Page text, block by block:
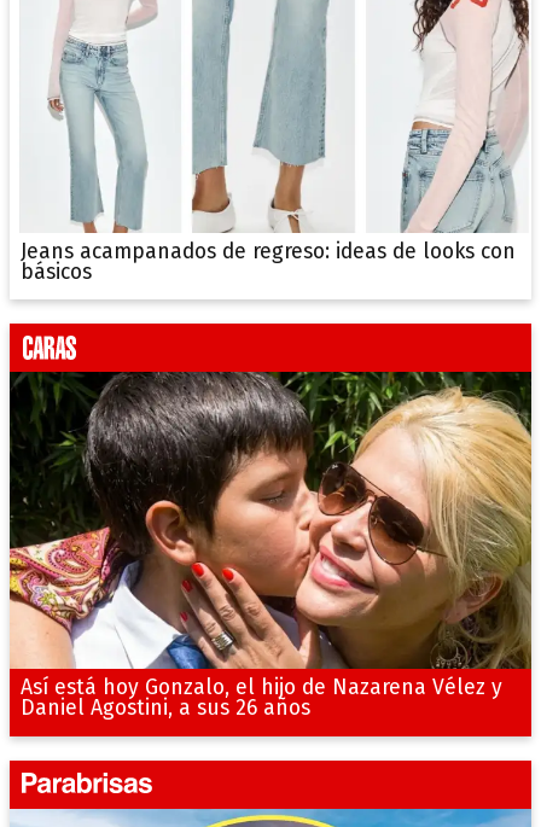
Jeans acampanados de regreso: ideas de looks con
básicos
Así está hoy Gonzalo, el hijo de Nazarena Vélez y
Daniel Agostini, a sus 26 años